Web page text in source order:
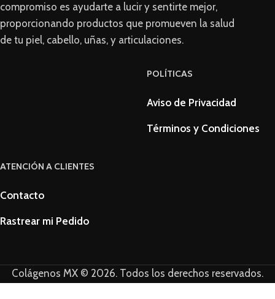
compromiso es ayudarte a lucir y sentirte mejor,
proporcionando productos que promueven la salud
de tu piel, cabello, uñas, y articulaciones.
POLÍTICAS
Aviso de Privacidad
Términos y Condiciones
ATENCIÓN A CLIENTES
Contacto
Rastrear mi Pedido
Colágenos MX © 2026. Todos los derechos reservados.